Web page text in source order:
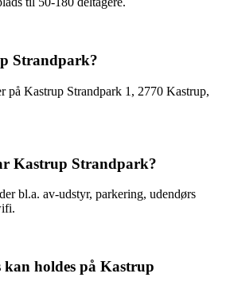
Strandpark?
på Kastrup Strandpark 1, 2770 Kastrup,
Kastrup Strandpark?
bl.a. av-udstyr, parkering, udendørs
holdes på Kastrup